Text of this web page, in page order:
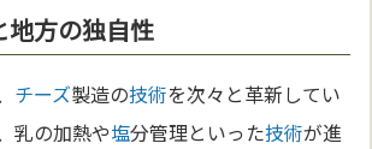
地方の独自性
チーズ製造の技術を次々と革新してい
乳の加熱や塩分管理といった技術が進